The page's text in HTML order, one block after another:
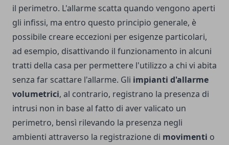
il perimetro. L'allarme scatta quando vengono aperti
gli infissi, ma entro questo principio generale, è
possibile creare eccezioni per esigenze particolari,
ad esempio, disattivando il funzionamento in alcuni
tratti della casa per permettere l'utilizzo a chi vi abita
senza far scattare l'allarme. Gli impianti d'allarme
volumetrici, al contrario, registrano la presenza di
intrusi non in base al fatto di aver valicato un
perimetro, bensì rilevando la presenza negli
ambienti attraverso la registrazione di movimenti o